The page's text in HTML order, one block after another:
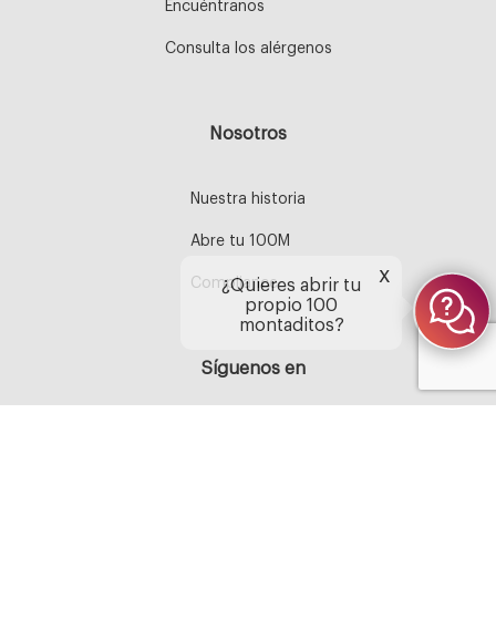
Encuéntranos
Consulta los alérgenos
Nosotros
Nuestra historia
Abre tu 100M
Compliance
Síguenos en
¿Quieres abrir tu
propio 100
montaditos?
x